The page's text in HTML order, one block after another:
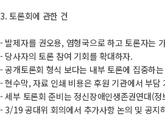
3. 토론회에 관한 건
- 발제자를 권오용, 염형국으로 하고 토론자는
- 당사자의 토론 참여 기회를 확대하자.
- 공개토론회 형식 보다는 내부 토론에 집중하
- 현수막, 자료 인쇄 비용은 후원 기관에서 부
- 세부 토론회 준비는 정신장애인생존권연대(
- 3/19 공대위 회의에서 추가사항 논의 및 공지